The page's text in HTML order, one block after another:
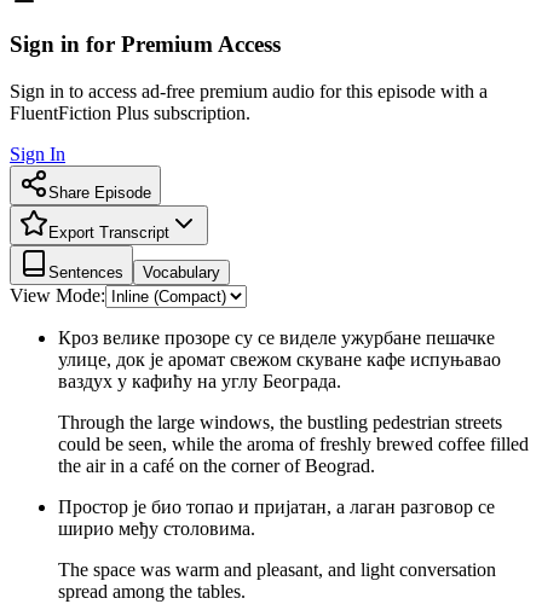
Sign in for Premium Access
Sign in to access ad-free premium audio for this episode with a
FluentFiction Plus subscription.
Sign In
Share Episode
Export Transcript
Sentences Vocabulary
View Mode:
Кроз велике прозоре су се виделе ужурбане пешачке
улице, док је аромат свежом скуване кафе испуњавао
ваздух у кафићу на углу Београда.
Through the large windows, the bustling pedestrian streets
could be seen, while the aroma of freshly brewed coffee filled
the air in a café on the corner of Beograd.
Простор је био топао и пријатан, а лаган разговор се
ширио међу столовима.
The space was warm and pleasant, and light conversation
spread among the tables.